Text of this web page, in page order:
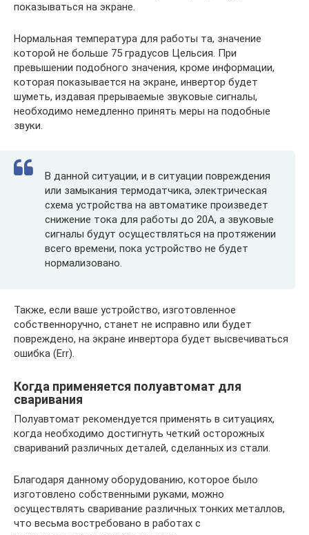
показываться на экране.
Нормальная температура для работы та, значение
которой не больше 75 градусов Цельсия. При
превышении подобного значения, кроме информации,
которая показывается на экране, инвертор будет
шуметь, издавая прерываемые звуковые сигналы,
необходимо немедленно принять меры на подобные
звуки.
В данной ситуации, и в ситуации повреждения
или замыкания термодатчика, электрическая
схема устройства на автоматике произведет
снижение тока для работы до 20А, а звуковые
сигналы будут осуществляться на протяжении
всего времени, пока устройство не будет
нормализовано.
Также, если ваше устройство, изготовленное
собственноручно, станет не исправно или будет
повреждено, на экране инвертора будет высвечиваться
ошибка (Err).
Когда применяется полуавтомат для
сваривания
Полуавтомат рекомендуется применять в ситуациях,
когда необходимо достигнуть четкий осторожных
свариваний различных деталей, сделанных из стали.
Благодаря данному оборудованию, которое было
изготовлено собственными руками, можно
осуществлять сваривание различных тонких металлов,
что весьма востребовано в работах с